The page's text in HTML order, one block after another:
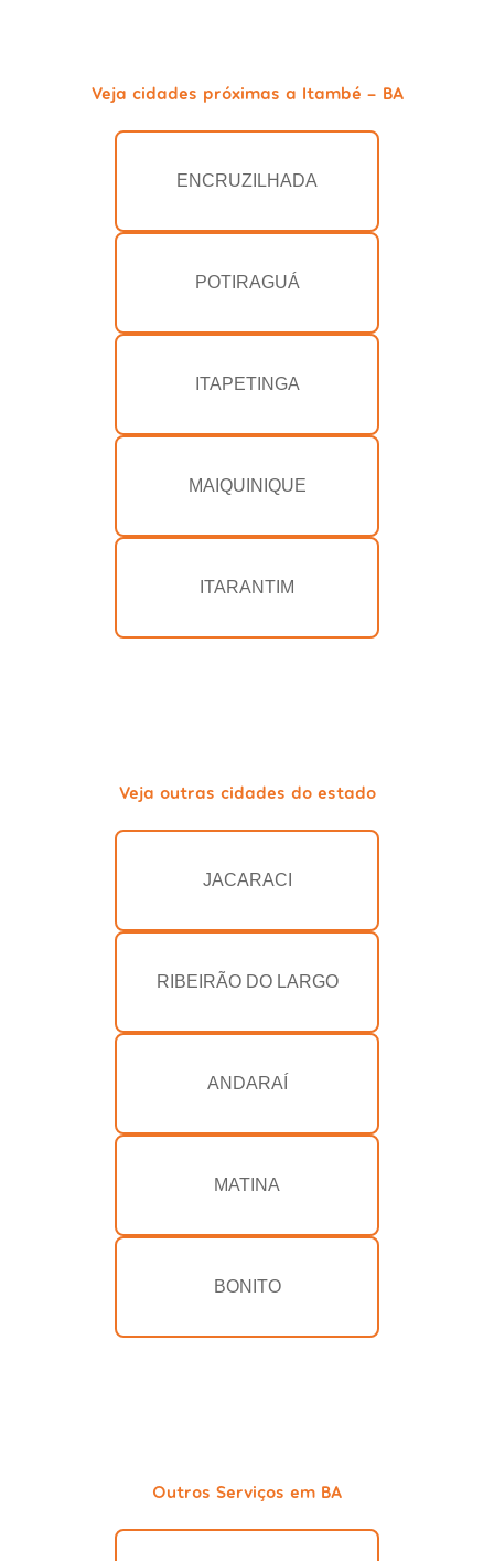
Veja cidades próximas a Itambé - BA
ENCRUZILHADA
POTIRAGUÁ
ITAPETINGA
MAIQUINIQUE
ITARANTIM
Veja outras cidades do estado
JACARACI
RIBEIRÃO DO LARGO
ANDARAÍ
MATINA
BONITO
Outros Serviços em BA